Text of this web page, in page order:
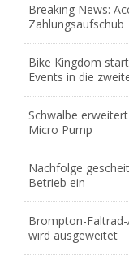
Breaking News:
Zahlungsaufschub
Bike Kingdom
Events in die
Schwalbe
Micro Pump
Nachfolge
Betrieb ein
Brompton-
wird ausgeweitet